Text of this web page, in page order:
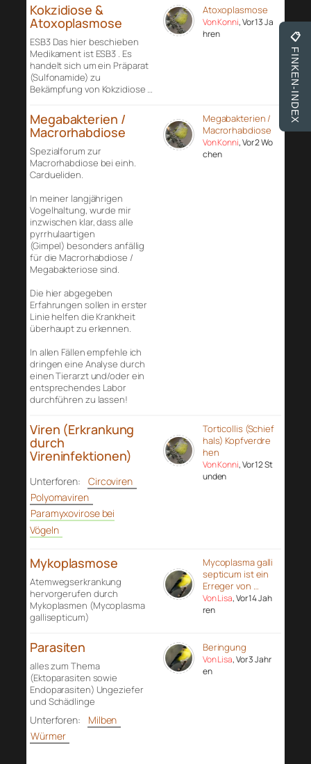
Kokzidiose &
Atoxoplasmose
ESB3 Das hier beschieben
Medikament ist ESB3 . Es
handelt sich um ein Präparat
(Sulfonamide) zu
Bekämpfung von Kokzidiose …
Atoxoplasmose
Von Konni, Vor 13 Ja
hren
Megabakterien /
Macrorhabdiose
Spezialforum zur
Macrorhabdiose bei einh.
Cardueliden.
In meiner langjährigen
Vogelhaltung, wurde mir
inzwischen klar, dass alle
pyrrhulaartigen
(Gimpel) besonders anfällig
für die Macrorhabdiose /
Megabakteriose sind.
Die hier abgegeben
Erfahrungen sollen in erster
Linie helfen die Krankheit
überhaupt zu erkennen.
In allen Fällen empfehle ich
dringen eine Analyse durch
einen Tierarzt und/oder ein
entsprechendes Labor
durchführen zu lassen!
Megabakterien /
Macrorhabdiose
Von Konni, Vor 2 Wo
chen
Viren (Erkrankung
durch
Vireninfektionen)
Unterforen:
Circoviren
Polyomaviren
Paramyxovirose bei
Vögeln
Torticollis (Schief
hals) Kopfverdre
hen
Von Konni, Vor 12 St
unden
Mykoplasmose
Atemwegserkrankung
hervorgerufen durch
Mykoplasmen (Mycoplasma
gallisepticum)
Mycoplasma galli
septicum ist ein
Erreger von …
Von Lisa, Vor 14 Jah
ren
Parasiten
alles zum Thema
(Ektoparasiten sowie
Endoparasiten) Ungeziefer
und Schädlinge
Unterforen:
Milben
Würmer
Beringung
Von Lisa, Vor 3 Jahr
en
📋
FINKEN-INDEX